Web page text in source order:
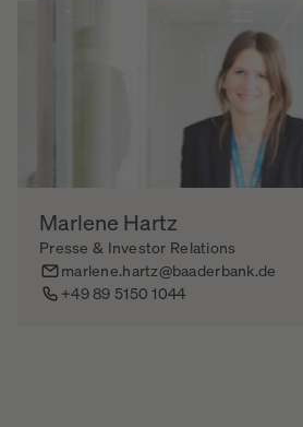
Marlene Hartz
Presse & Investor Relations
marlene.hartz@baaderbank.de
+49 89 5150 1044